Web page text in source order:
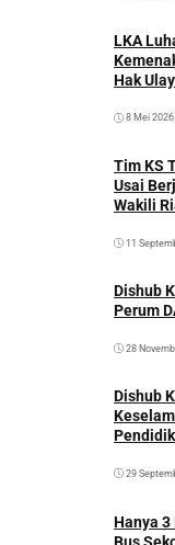
LKA
Hak
8 Mei 2026
Tim KS
Usai
Wakili
11
Dishub
Perum
28
Dishub
29
Hanya 3
Bus